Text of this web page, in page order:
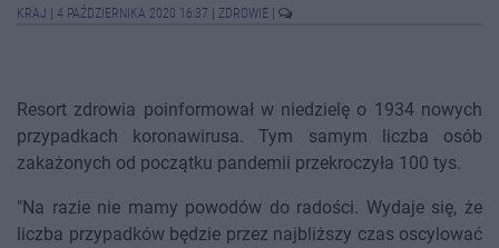
KRAJ 4 PAŹDZIERNIKA 2020 16:37 ZDROWIE
Resort zdrowia poinformował w niedzielę o 1934 nowych
przypadkach koronawirusa. Tym samym liczba osób
zakażonych od początku pandemii przekroczyła 100 tys.
"Na razie nie mamy powodów do radości. Wydaje się, że
liczba przypadków będzie przez najbliższy czas oscylować